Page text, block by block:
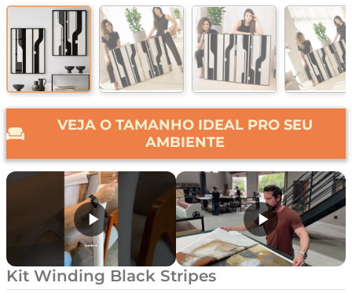
VEJA O TAMANHO IDEAL PRO SEU
AMBIENTE
Kit Winding Black Stripes